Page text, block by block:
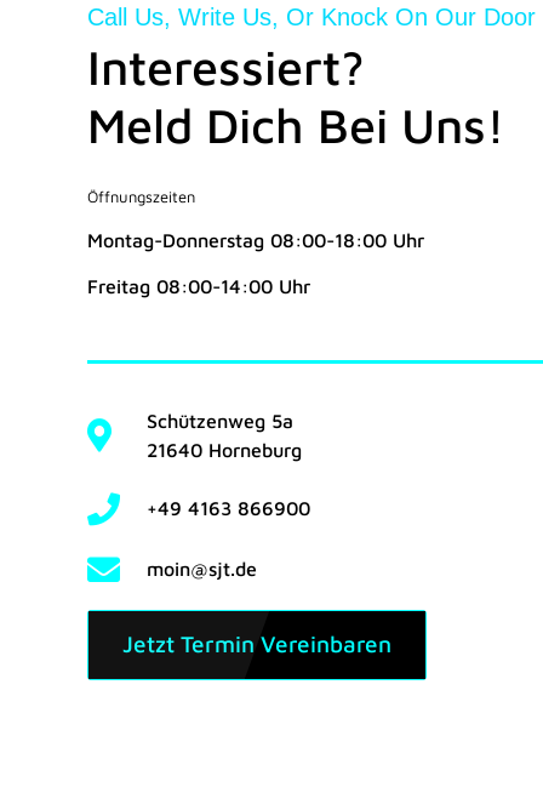
Call Us, Write Us, Or Knock On Our Door
Interessiert?
Meld Dich Bei Uns!
Öffnungszeiten
Montag-Donnerstag 08:00-18:00 Uhr
Freitag 08:00-14:00 Uhr
Schützenweg 5a
21640 Horneburg
+49 4163 866900
moin@sjt.de
Jetzt Termin Vereinbaren